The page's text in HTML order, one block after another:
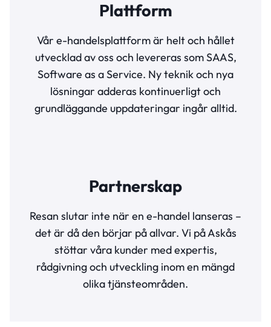
Plattform
Vår e-handelsplattform är helt och hållet
utvecklad av oss och levereras som SAAS,
Software as a Service. Ny teknik och nya
lösningar adderas kontinuerligt och
grundläggande uppdateringar ingår alltid.
Partnerskap
Resan slutar inte när en e-handel lanseras –
det är då den börjar på allvar. Vi på Askås
stöttar våra kunder med expertis,
rådgivning och utveckling inom en mängd
olika tjänsteområden.